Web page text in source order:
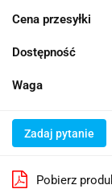
Cena przesyłki
Dostępność
Waga
Zadaj pytanie
Pobierz